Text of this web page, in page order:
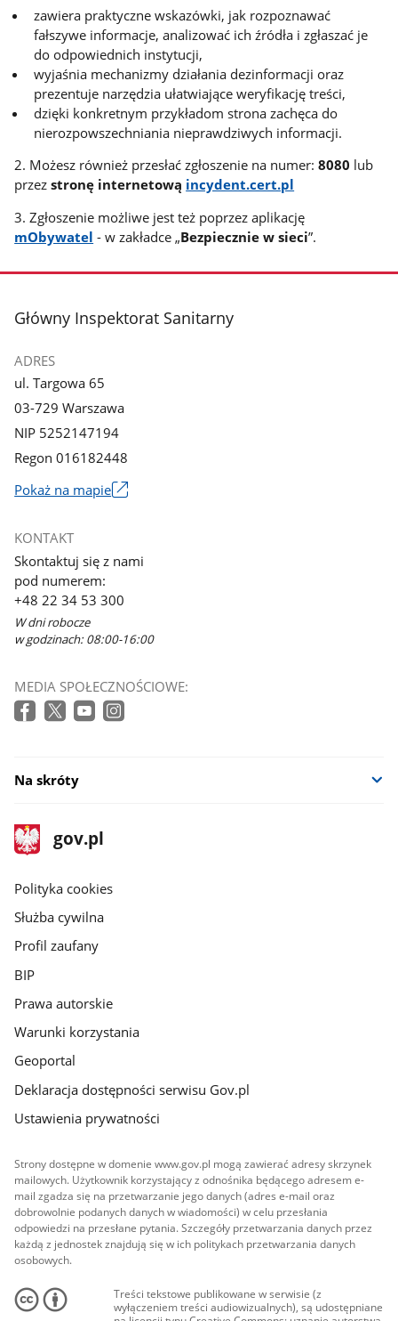
zawiera praktyczne wskazówki, jak rozpoznawać
fałszywe informacje, analizować ich źródła i zgłaszać je
do odpowiednich instytucji,
wyjaśnia mechanizmy działania dezinformacji oraz
prezentuje narzędzia ułatwiające weryfikację treści,
dzięki konkretnym przykładom strona zachęca do
nierozpowszechniania nieprawdziwych informacji.
2. Możesz również przesłać zgłoszenie na numer:8080 lub
przezstronę internetową incydent.cert.pl
3. Zgłoszenie możliwe jest też poprzez aplikację
mObywatel - w zakładce „Bezpiecznie w sieci”.
stopka
Główny Inspektorat Sanitarny
ADRES
ul. Targowa 65
03-729 Warszawa
NIP 5252147194
Regon 016182448
Pokaż na mapie
się
w
nowym
oknie
KONTAKT
Skontaktuj się z nami
pod numerem:
+48 22 34 53 300
W dni robocze
w godzinach: 08:00-16:00
MEDIA SPOŁECZNOŚCIOWE:
Na skróty
stopka
gov.pl
Strona
gov.pl
gov.pl
Polityka cookies
Służba cywilna
Profil zaufany
BIP
Prawa autorskie
Warunki korzystania
Geoportal
Deklaracja dostępności serwisu Gov.pl
Ustawienia prywatności
Strony dostępne w domenie www.gov.pl mogą zawierać adresy skrzynek
mailowych. Użytkownik korzystający z odnośnika będącego adresem e-
mail zgadza się na przetwarzanie jego danych (adres e-mail oraz
dobrowolnie podanych danych w wiadomości) w celu przesłania
odpowiedzi na przesłane pytania. Szczegóły przetwarzania danych przez
każdą z jednostek znajdują się w ich politykach przetwarzania danych
osobowych.
Treści tekstowe publikowane w serwisie (z
wyłączeniem treści audiowizualnych), są udostępniane